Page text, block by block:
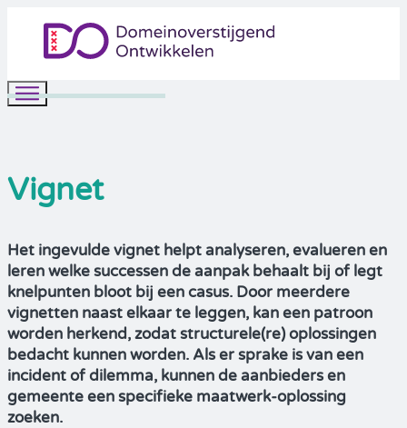
Vignet
Het ingevulde vignet helpt analyseren, evalueren en
leren welke successen de aanpak behaalt bij of legt
knelpunten bloot bij een casus. Door meerdere
vignetten naast elkaar te leggen, kan een patroon
worden herkend, zodat structurele(re) oplossingen
bedacht kunnen worden. Als er sprake is van een
incident of dilemma, kunnen de aanbieders en
gemeente een specifieke maatwerk-oplossing
zoeken.